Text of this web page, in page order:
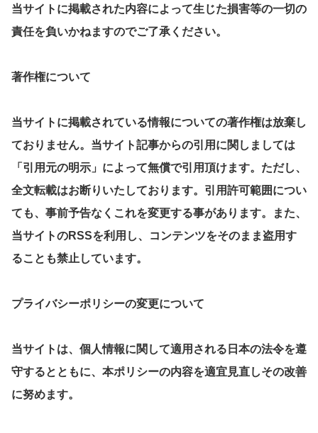
当サイトに掲載された内容によって生じた損害等の一切の
責任を負いかねますのでご了承ください。
著作権について
当サイトに掲載されている情報についての著作権は放棄し
ておりません。当サイト記事からの引用に関しましては
「引用元の明示」によって無償で引用頂けます。ただし、
全文転載はお断りいたしております。引用許可範囲につい
ても、事前予告なくこれを変更する事があります。また、
当サイトのRSSを利用し、コンテンツをそのまま盗用す
ることも禁止しています。
プライバシーポリシーの変更について
当サイトは、個人情報に関して適用される日本の法令を遵
守するとともに、本ポリシーの内容を適宜見直しその改善
に努めます。